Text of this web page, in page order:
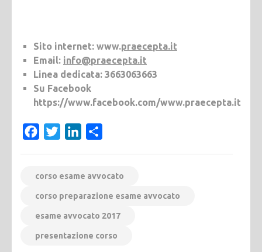
Sito internet: www.praecepta.it
Email: info@praecepta.it
Linea dedicata: 3663063663
Su Facebook
https://www.facebook.com/www.praecepta.it
FacebookTwitterLinkedIn
corso esame avvocato
corso preparazione esame avvocato
esame avvocato 2017
presentazione corso